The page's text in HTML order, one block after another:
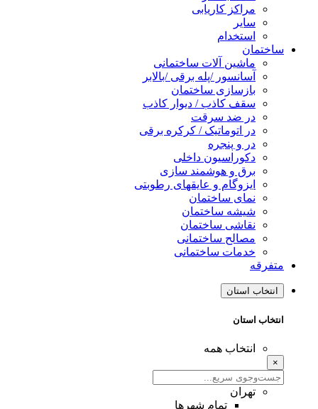
مراکز کاریابی
سایر
استخدام
ساختمان
ماشین آلات ساختمانی
آسانسور /پله برقی /بالابر
بازسازی ساختمان
سقف کاذب / دیوار کاذب
در ضد سرقت
در اتوماتیک / کرکره برقی
در و پنجره
دکوراسیون داخلی
برق و هوشمند سازی
ایزوگام و عایقهای رطوبتی
نمای ساختمان
شیشه ساختمان
نقاشی ساختمان
مصالح ساختمانی
خدمات ساختمانی
متفرقه
انتخاب استان
انتخاب استان
انتخاب همه
×
تهران
تمام شهر‌ها